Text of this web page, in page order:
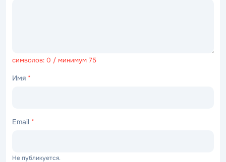
символов: 0 / минимум 75
Имя *
Email *
Не публикуется.